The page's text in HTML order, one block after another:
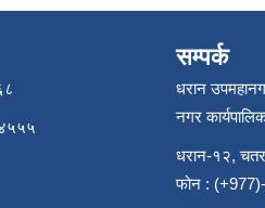
सम्पर्क
धरान
नगर
धरान-१२,
फोन :